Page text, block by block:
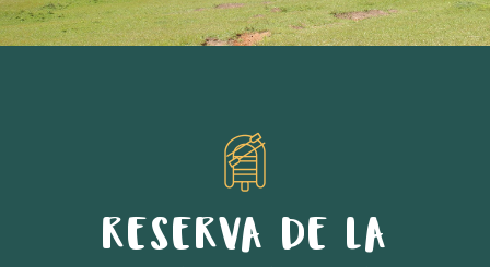
RESERVA DE LA